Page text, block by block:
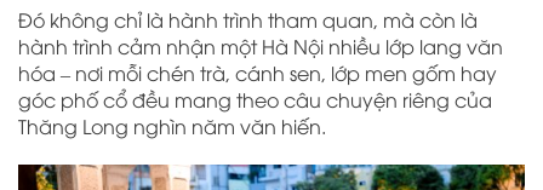
Đó không chỉ là hành trình tham quan, mà còn là
hành trình cảm nhận một Hà Nội nhiều lớp lang văn
hóa – nơi mỗi chén trà, cánh sen, lớp men gốm hay
góc phố cổ đều mang theo câu chuyện riêng của
Thăng Long nghìn năm văn hiến.